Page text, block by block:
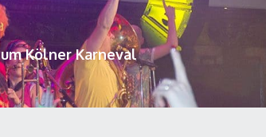
Kölner Karneval